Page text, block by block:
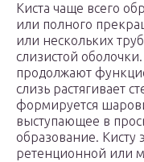
Киста чаще всего
или полного
или нескольких
слизистой
продолжают
слизь растягивает
формируется
выступающее в
образование. Кисту
ретенционной или